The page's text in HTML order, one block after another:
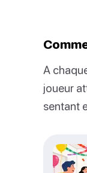
A
joueur
sentant